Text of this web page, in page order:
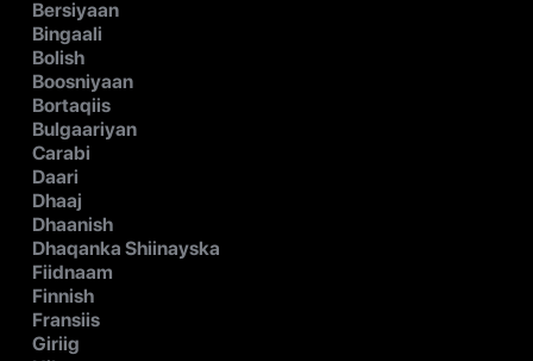
Bersiyaan
Bingaali
Bolish
Boosniyaan
Bortaqiis
Bulgaariyan
Carabi
Daari
Dhaaj
Dhaanish
Dhaqanka Shiinayska
Fiidnaam
Finnish
Fransiis
Giriig